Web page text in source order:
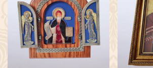
Све производе шаљемо на кућну
се наплаћује по важећем ценовнику
Доставу вршимо на територији